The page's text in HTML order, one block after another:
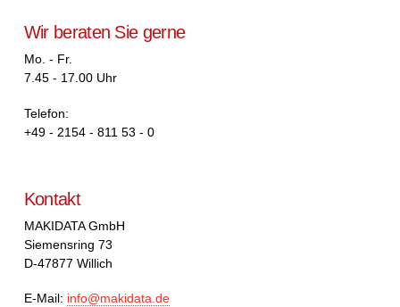
Wir beraten Sie gerne
Mo. - Fr.
7.45 - 17.00 Uhr
Telefon:
+49 - 2154 - 811 53 - 0
Kontakt
MAKIDATA GmbH
Siemensring 73
D-47877 Willich
E-Mail: info@makidata.de